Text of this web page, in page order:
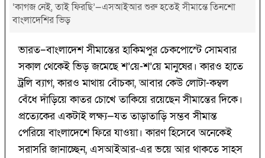
‘কাগজ নেই, তাই ফিরছি’—এসআইআর শুরু হতেই সীমান্তে তিনশো
বাংলাদেশির ভিড়
ভারত–বাংলাদেশ সীমান্তের হাকিমপুর চেকপোস্টে সোমবার
সকাল থেকেই ভিড় জমেছে শ’য়ে-শ’য়ে মানুষের। কারও হাতে
ট্রলি ব্যাগ, কারও মাথায় বোঁচকা, আবার কেউ লোটা-কম্বল
বেঁধে দাঁড়িয়ে কাতর চোখে তাকিয়ে রয়েছেন সীমান্তের দিকে।
প্রত্যেকের একটাই লক্ষ্য—যত তাড়াতাড়ি সম্ভব সীমান্ত
পেরিয়ে বাংলাদেশে ফিরে যাওয়া। কারণ হিসেবে অনেকেই
সরাসরি জানাচ্ছেন, এসআইআর-এর ভয়ে আর থাকতে সাহস